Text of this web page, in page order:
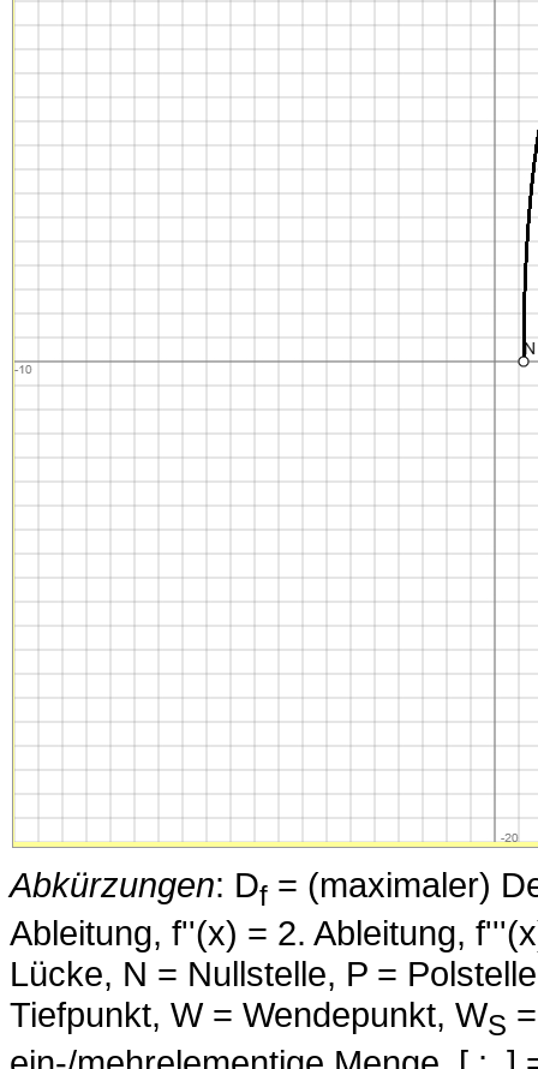
Abkürzungen: Df = (maximaler)
Ableitung, f''(x) = 2. Ableitung,
Lücke, N = Nullstelle, P =
Tiefpunkt, W = Wendepunkt, WS